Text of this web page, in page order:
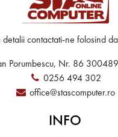
detalii contactati-ne folosind
Porumbescu, Nr. 86
0256 494 302
office@stascomputer.ro
INFO